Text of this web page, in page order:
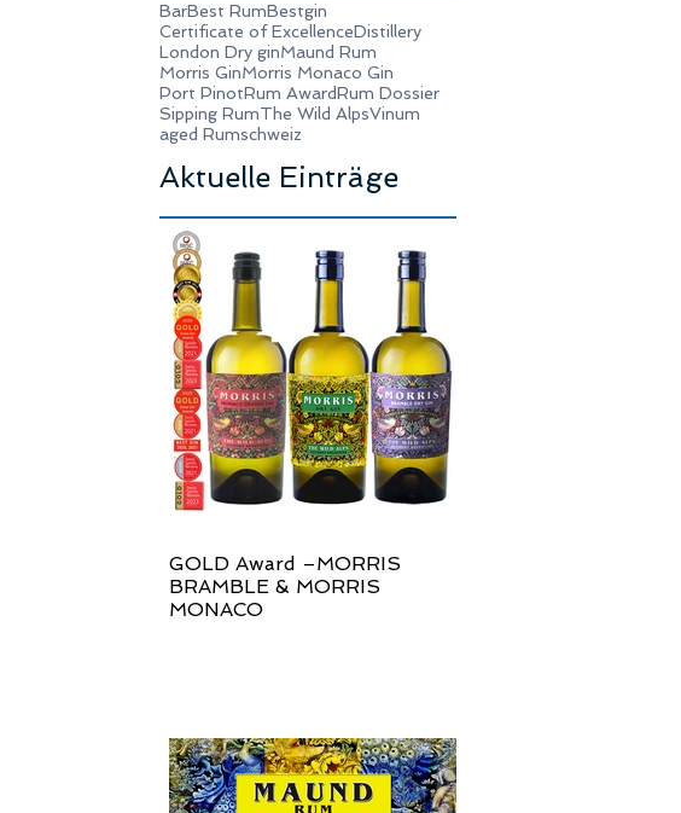
BarBest RumBestgin
Certificate of ExcellenceDistillery
London Dry ginMaund Rum
Morris GinMorris Monaco Gin
Port PinotRum AwardRum Dossier
Sipping RumThe Wild AlpsVinum
aged Rumschweiz
Aktuelle Einträge
GOLD Award –MORRIS
BRAMBLE & MORRIS
MONACO